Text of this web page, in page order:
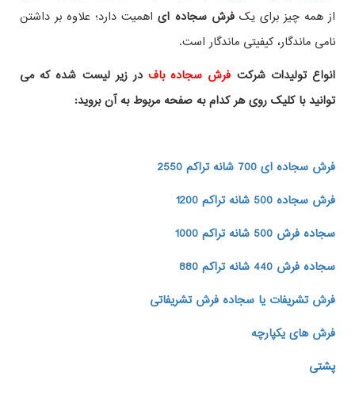
از همه چیز برای یکفرش سجاده ایاهمیت دارد؛ علاوه بر داشتن
نامی ماندگار، کیفیتی ماندگار است.
انواع تولیدات شرکت فرش سجاده بافدر زیر لیست شده که می
توانید با کلیک روی هر کدام به صفحه مربوط به آن بروید:
فرش سجاده ای 700 شانه تراکم 2550
فرش سجاده 500 شانه تراکم 1200
سجاده فرش 500 شانه تراکم 1000
سجاده فرش 440 شانه تراکم 880
فرش تشریفات یا سجاده فرش تشریفاتی
فرش های یکپارچه
پشتی